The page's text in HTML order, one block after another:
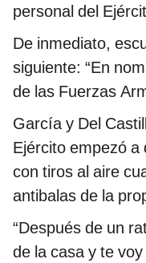
personal del
De inmediato,
siguiente: “En
de las Fuerzas
García y Del
Ejército empezó a
con tiros al aire
antibalas de la
“Después de un
de la casa y te